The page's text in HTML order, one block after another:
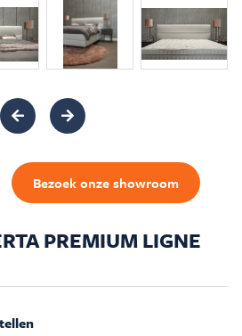
PREMIUM LIGNE
Bezoek onze showroom